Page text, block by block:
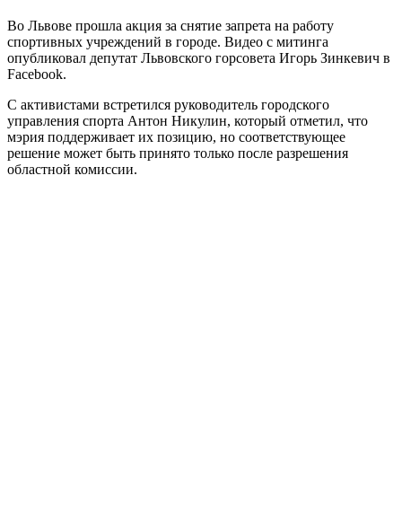
Во Львове прошла акция за снятие запрета на работу
спортивных учреждений в городе. Видео с митинга
опубликовал депутат Львовского горсовета Игорь Зинкевич в
Facebook.
С активистами встретился руководитель городского
управления спорта Антон Никулин, который отметил, что
мэрия поддерживает их позицию, но соответствующее
решение может быть принято только после разрешения
областной комиссии.